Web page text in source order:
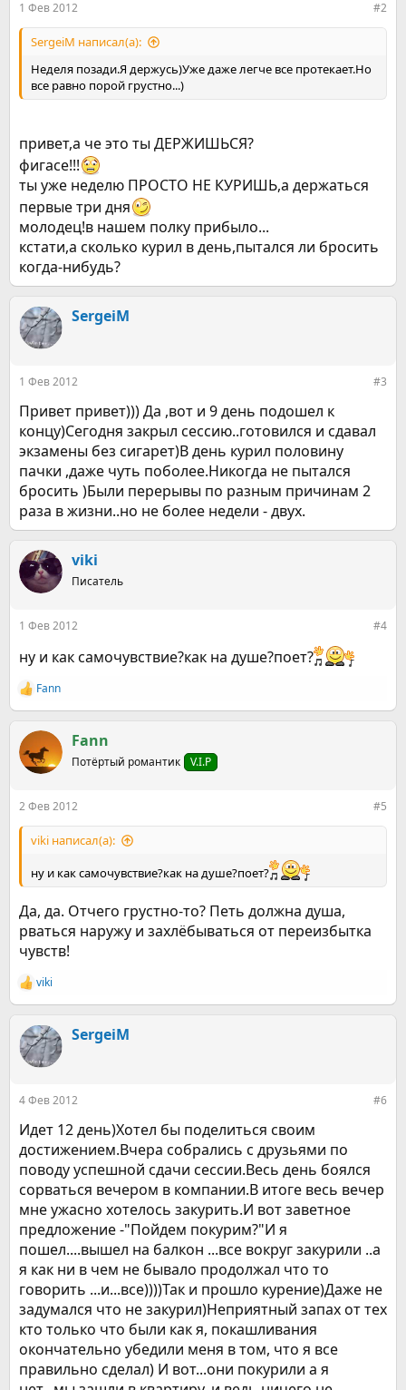
1 Фев 2012 #2
SergeiM написал(а):
Неделя позади.Я держусь)Уже даже легче все протекает.Но
все равно порой грустно...)
привет,а че это ты ДЕРЖИШЬСЯ?
фигасе!!!
ты уже неделю ПРОСТО НЕ КУРИШЬ,а держаться
первые три дня
молодец!в нашем полку прибыло...
кстати,а сколько курил в день,пытался ли бросить
когда-нибудь?
SergeiM
1 Фев 2012 #3
Привет привет))) Да ,вот и 9 день подошел к
концу)Сегодня закрыл сессию..готовился и сдавал
экзамены без сигарет)В день курил половину
пачки ,даже чуть поболее.Никогда не пытался
бросить )Были перерывы по разным причинам 2
раза в жизни..но не более недели - двух.
viki
Писатель
1 Фев 2012 #4
ну и как самочувствие?как на душе?поет?
Р
е
к
ц
и
Fann
Fann
Потёртый романтик V.I.P
2 Фев 2012 #5
viki написал(а):
ну и как самочувствие?как на душе?поет?
Да, да. Отчего грустно-то? Петь должна душа,
рваться наружу и захлёбываться от переизбытка
чувств!
Р
е
к
ц
и
viki
SergeiM
4 Фев 2012 #6
Идет 12 день)Хотел бы поделиться своим
достижением.Вчера собрались с друзьями по
поводу успешной сдачи сессии.Весь день боялся
сорваться вечером в компании.В итоге весь вечер
мне ужасно хотелось закурить.И вот заветное
предложение -"Пойдем покурим?"И я
пошел....вышел на балкон ...все вокруг закурили ..а
я как ни в чем не бывало продолжал что то
говорить ...и...все))))Так и прошло курение)Даже не
задумался что не закурил)Неприятный запах от тех
кто только что были как я, покашливания
окончательно убедили меня в том, что я все
правильно сделал) И вот...они покурили а я